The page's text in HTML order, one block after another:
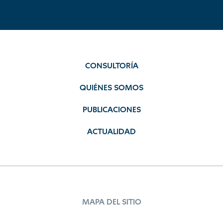
CONSULTORÍA
QUIÉNES SOMOS
PUBLICACIONES
ACTUALIDAD
MAPA DEL SITIO